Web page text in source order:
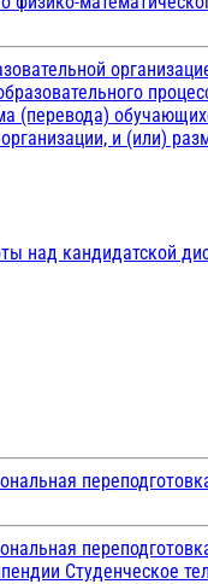
(перевода)
и (или)
над кандидатской
Студенческое